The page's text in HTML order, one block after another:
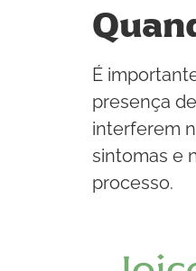
É
presença
interferem
sintomas e
processo.